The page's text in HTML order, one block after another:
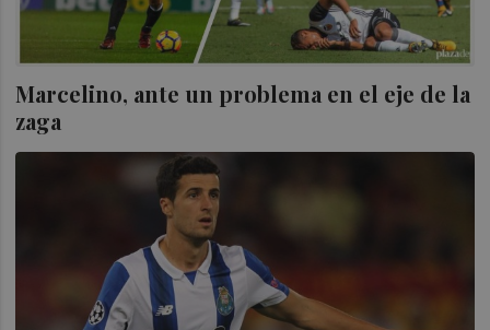
Marcelino, ante un problema en el eje de la
zaga